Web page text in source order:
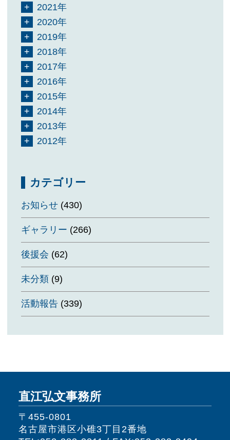
2021年
2020年
2019年
2018年
2017年
2016年
2015年
2014年
2013年
2012年
カテゴリー
お知らせ(430)
ギャラリー (266)
後援会 (62)
未分類(9)
活動報告(339)
直江弘文事務所
〒455-0801
名古屋市港区小碓3丁目2番地